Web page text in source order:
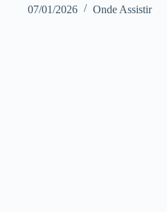
07/01/2026 Onde Assistir